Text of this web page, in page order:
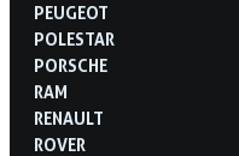
PEUGEOT
POLESTAR
PORSCHE
RAM
RENAULT
ROVER